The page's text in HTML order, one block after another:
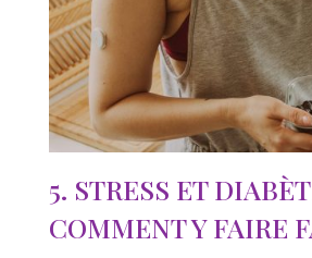
5. STRESS ET
COMMENT Y FAIRE